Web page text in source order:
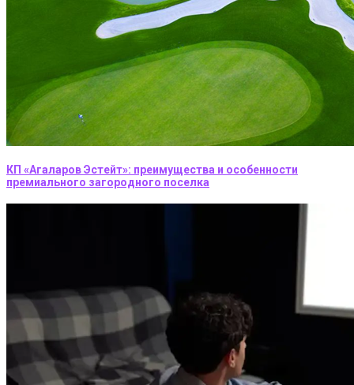
КП «Агаларов Эстейт»: преимущества и особенности
премиального загородного поселка